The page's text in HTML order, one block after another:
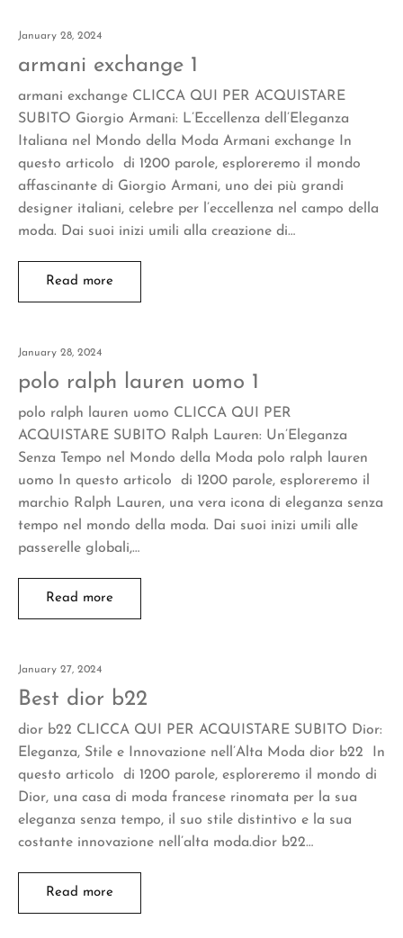
January 28, 2024
armani exchange 1
armani exchange CLICCA QUI PER ACQUISTARE
SUBITO Giorgio Armani: L’Eccellenza dell’Eleganza
Italiana nel Mondo della Moda Armani exchange In
questo articolo di 1200 parole, esploreremo il mondo
affascinante di Giorgio Armani, uno dei più grandi
designer italiani, celebre per l’eccellenza nel campo della
moda. Dai suoi inizi umili alla creazione di…
Read more
January 28, 2024
polo ralph lauren uomo 1
polo ralph lauren uomo CLICCA QUI PER
ACQUISTARE SUBITO Ralph Lauren: Un’Eleganza
Senza Tempo nel Mondo della Moda polo ralph lauren
uomo In questo articolo di 1200 parole, esploreremo il
marchio Ralph Lauren, una vera icona di eleganza senza
tempo nel mondo della moda. Dai suoi inizi umili alle
passerelle globali,…
Read more
January 27, 2024
Best dior b22
dior b22 CLICCA QUI PER ACQUISTARE SUBITO Dior:
Eleganza, Stile e Innovazione nell’Alta Moda dior b22 In
questo articolo di 1200 parole, esploreremo il mondo di
Dior, una casa di moda francese rinomata per la sua
eleganza senza tempo, il suo stile distintivo e la sua
costante innovazione nell’alta moda.dior b22…
Read more